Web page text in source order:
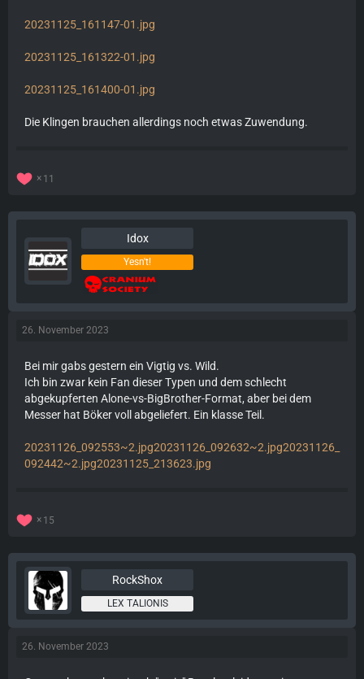
20231125_161147-01.jpg
20231125_161322-01.jpg
20231125_161400-01.jpg
Die Klingen brauchen allerdings noch etwas Zuwendung.
11
Idox
Yesn't!
26. November 2023
Bei mir gabs gestern ein Vigtig vs. Wild.
Ich bin zwar kein Fan dieser Typen und dem schlecht
abgekupferten Alone-vs-BigBrother-Format, aber bei dem
Messer hat Böker voll abgeliefert. Ein klasse Teil.
20231126_092553~2.jpg20231126_092632~2.jpg20231126_
092442~2.jpg20231125_213623.jpg
15
RockShox
LEX TALIONIS
26. November 2023